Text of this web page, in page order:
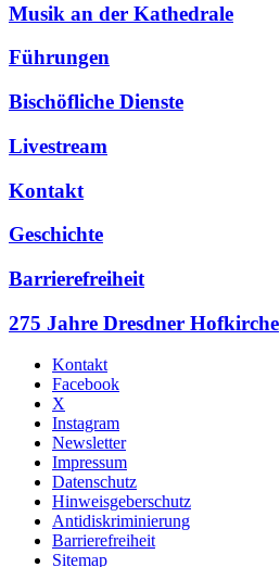
Musik an der Kathedrale
Führungen
Bischöfliche Dienste
Livestream
Kontakt
Geschichte
Barrierefreiheit
275 Jahre Dresdner Hofkirche
Kontakt
Facebook
X
Instagram
Newsletter
Impressum
Datenschutz
Hinweisgeberschutz
Antidiskriminierung
Barrierefreiheit
Sitemap